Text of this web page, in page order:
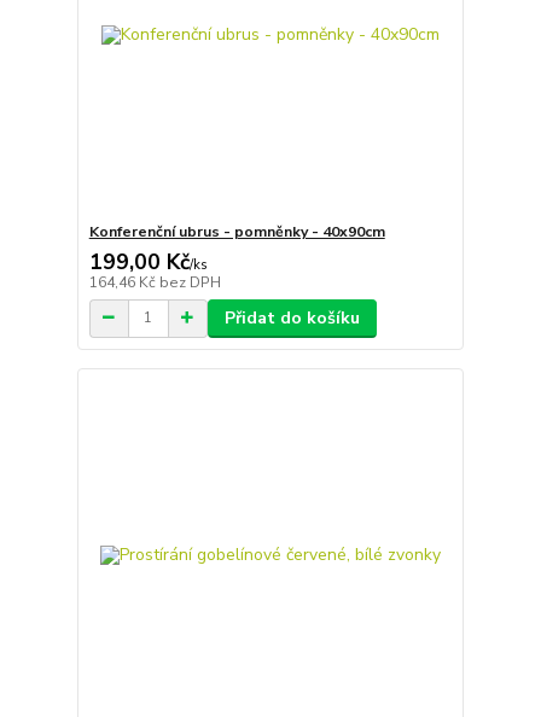
Konferenční ubrus - pomněnky - 40x90cm
199,00 Kč/ks
164,46 Kč bez DPH
Přidat do košíku